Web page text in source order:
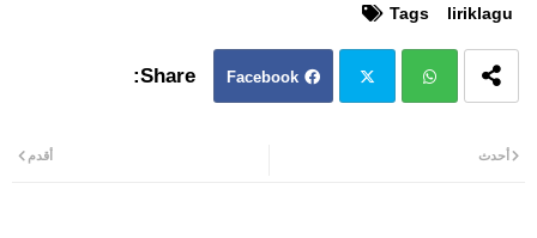
Tags liriklagu
Facebook
أحدث أقدم